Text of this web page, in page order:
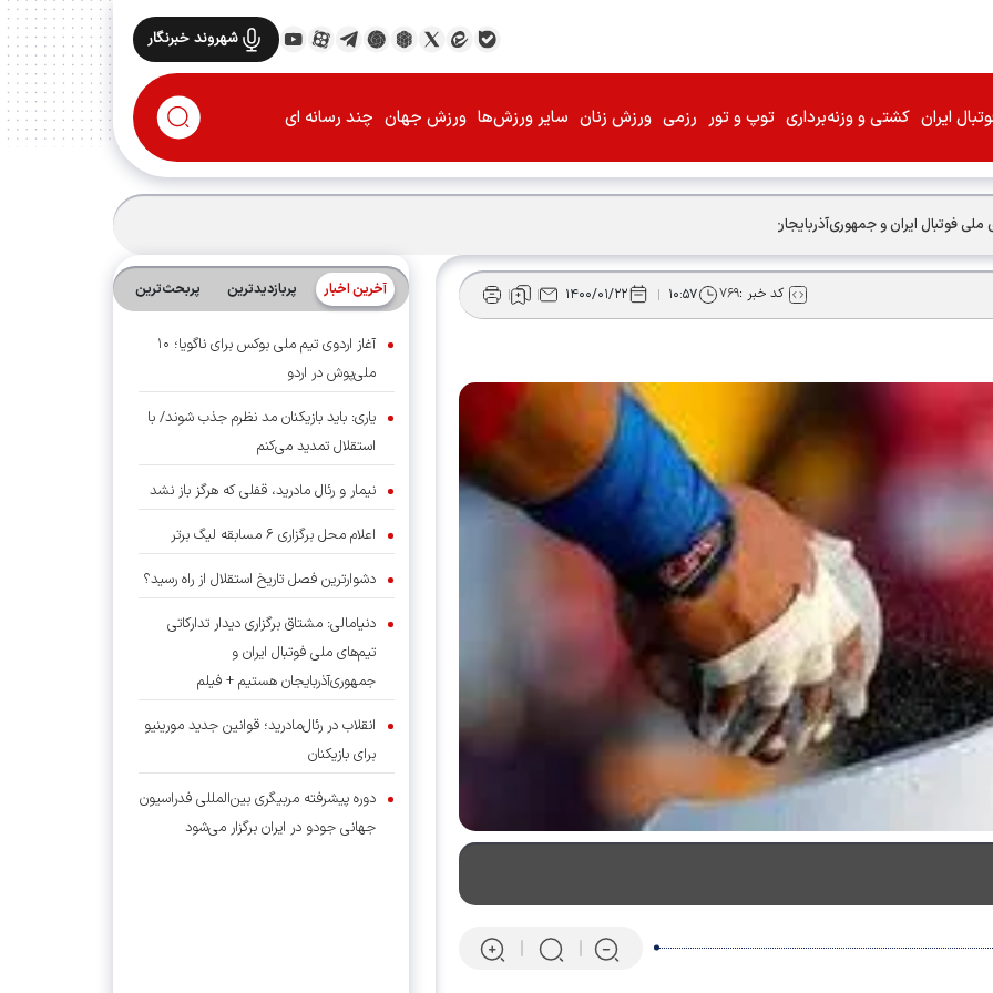
شهروند خبرنگار
ایران کشتی و وزنه‌برداری توپ و تور رزمی ورزش زنان سایر ورزش‌ها ورزش جهان چند رسانه ای
ملی فوتبال ایران و جمهوری‌آذربایجان هستیم + فیلم
کد خبر :۷۶۹ ۱۰:۵۷ ۱۴۰۰/۰۱/۲۲ آخرین اخبار پربازدیدترین پربحث‌ترین‌
آغاز اردوی تیم ملی بوکس برای ناگویا؛ ۱۰
ملی‌پوش در اردو
یاری: باید بازیکنان مد نظرم جذب شوند/ با
استقلال تمدید می‌کنم
نیمار و رئال مادرید، قفلی که هرگز باز نشد
اعلام محل برگزاری ۶ مسابقه لیگ برتر
دشوارترین فصل تاریخ استقلال از راه رسید؟
دنیامالی: مشتاق برگزاری دیدار تدارکاتی
تیم‌های ملی فوتبال ایران و
جمهوری‌آذربایجان هستیم + فیلم
انقلاب در رئال‌مادرید؛ قوانین جدید مورینیو
برای بازیکنان
دوره پیشرفته مربیگری بین‌المللی فدراسیون
جهانی جودو در ایران برگزار می‌شود